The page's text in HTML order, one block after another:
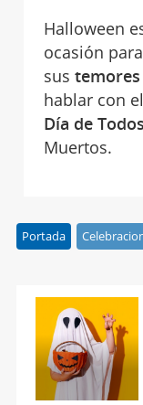
Halloween
ocasión
sus
hablar con
Día de
Muertos.
Portada